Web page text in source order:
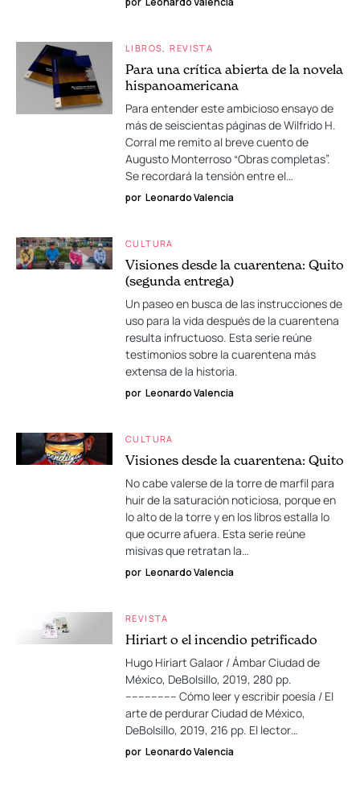
LIBROS REVISTA
Para una crítica abierta de la novela
hispanoamericana
Para entender este ambicioso ensayo de
más de seiscientas páginas de Wilfrido H.
Corral me remito al breve cuento de
Augusto Monterroso “Obras completas”.
Se recordará la tensión entre el…
por Leonardo Valencia
CULTURA
Visiones desde la cuarentena: Quito
(segunda entrega)
Un paseo en busca de las instrucciones de
uso para la vida después de la cuarentena
resulta infructuoso. Esta serie reúne
testimonios sobre la cuarentena más
extensa de la historia.
por Leonardo Valencia
CULTURA
Visiones desde la cuarentena: Quito
No cabe valerse de la torre de marfil para
huir de la saturación noticiosa, porque en
lo alto de la torre y en los libros estalla lo
que ocurre afuera. Esta serie reúne
misivas que retratan la…
por Leonardo Valencia
REVISTA
Hiriart o el incendio petrificado
Hugo Hiriart Galaor / Ámbar Ciudad de
México, DeBolsillo, 2019, 280 pp.
–––––––– Cómo leer y escribir poesía / El
arte de perdurar Ciudad de México,
DeBolsillo, 2019, 216 pp. El lector…
por Leonardo Valencia